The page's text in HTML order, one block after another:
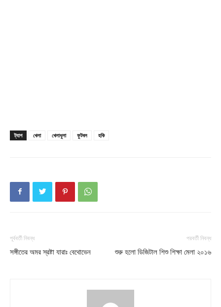
My account
ট্যাগ খেলা খেলাধুলা ফুটবল হকি
পূর্ববর্তী নিবন্ধ
সঙ্গীতের অমর স্রষ্টা যারাঃ বেথোভেন
পরবর্তী নিবন্ধ
শুরু হলো ডিজিটাল শিশু শিক্ষা মেলা ২০১৬